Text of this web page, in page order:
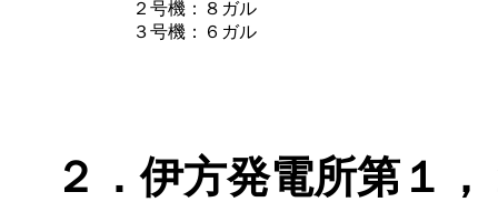
２号機：８ガル
３号機：６ガル
２．伊方発電所第１